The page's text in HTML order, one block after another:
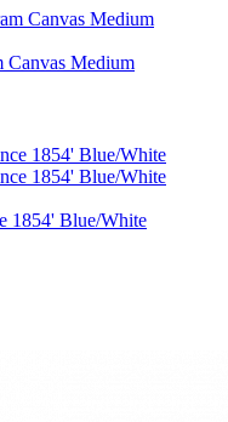
Canvas Medium
1854' Blue/White